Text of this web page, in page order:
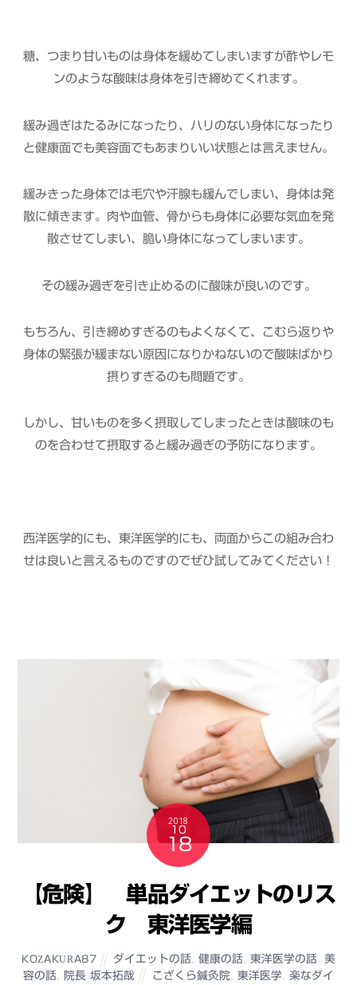
糖、つまり甘いものは身体を緩めてしまいますが酢やレモ
ンのような酸味は身体を引き締めてくれます。
緩み過ぎはたるみになったり、ハリのない身体になったり
と健康面でも美容面でもあまりいい状態とは言えません。
緩みきった身体では毛穴や汗腺も緩んでしまい、身体は発
散に傾きます。肉や血管、骨からも身体に必要な気血を発
散させてしまい、脆い身体になってしまいます。
その緩み過ぎを引き止めるのに酸味が良いのです。
もちろん、引き締めすぎるのもよくなくて、こむら返りや
身体の緊張が緩まない原因になりかねないので酸味ばかり
摂りすぎるのも問題です。
しかし、甘いものを多く摂取してしまったときは酸味のも
のを合わせて摂取すると緩み過ぎの予防になります。
西洋医学的にも、東洋医学的にも、両面からこの組み合わ
せは良いと言えるものですのでぜひ試してみてください！
2018
10
18
【危険】 単品ダイエットのリス
ク 東洋医学編
KOZAKURA87 ダイエットの話 健康の話 東洋医学の話
美
容の話
院長 坂本拓哉 こざくら鍼灸院 東洋医学
楽なダイ